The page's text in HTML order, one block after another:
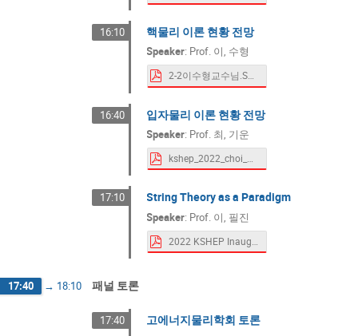
16:10 핵물리 이론 현황 전망
Speaker: Prof. 이, 수형
2-2이수형교수님.SHLee.pdf
16:40 입자물리 이론 현황 전망
Speaker: Prof. 최, 기운
kshep_2022_choi_final.pdf
17:10 String Theory as a Paradigm
Speaker: Prof. 이, 필진
2022 KSHEP Inaugural Meeting.pdf
17:40 → 18:10 패널 토론
17:40 고에너지물리학회 토론